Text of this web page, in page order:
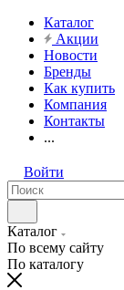
Каталог
Акции
Новости
Бренды
Как купить
Компания
Контакты
...
Войти
Каталог
По всему сайту
По каталогу